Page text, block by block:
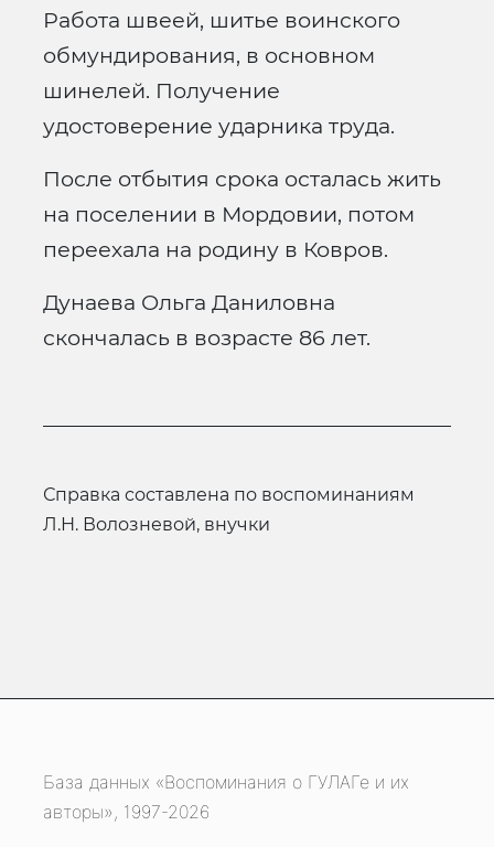
Работа швеей, шитье воинского
обмундирования, в основном
шинелей. Получение
удостоверение ударника труда.
После отбытия срока осталась жить
на поселении в Мордовии, потом
переехала на родину в Ковров.
Дунаева Ольга Даниловна
скончалась в возрасте 86 лет.
Справка составлена по воспоминаниям
Л.Н. Волозневой, внучки
База данных «Воспоминания о ГУЛАГе и их
авторы», 1997-2026